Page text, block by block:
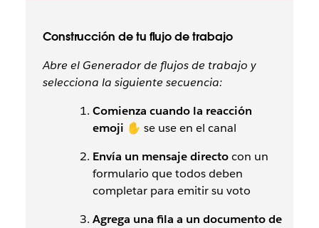
Construcción de tu flujo de trabajo
Abre el Generador de flujos de trabajo y
selecciona la siguiente secuencia:
Comienza cuando la reacción
emoji ✋ se use en el canal
Envía un mensaje directocon un
formulario que todos deben
completar para emitir su voto
Agrega una fila a un documento de